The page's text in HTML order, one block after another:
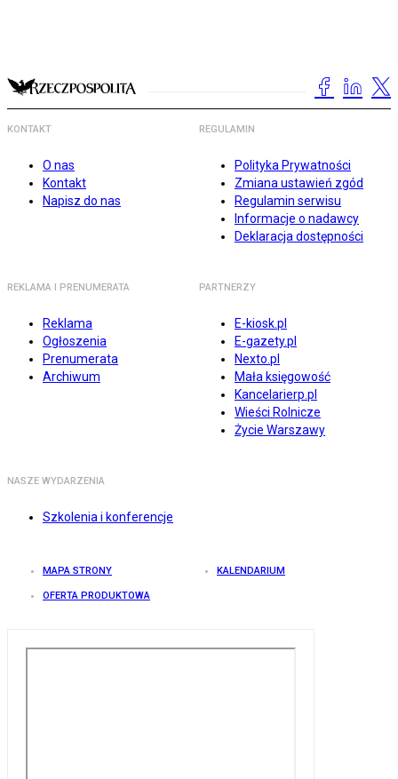
KONTAKT
O nas
Kontakt
Napisz do nas
REGULAMIN
Polityka Prywatności
Zmiana ustawień zgód
Regulamin serwisu
Informacje o nadawcy
Deklaracja dostępności
REKLAMA I PRENUMERATA
Reklama
Ogłoszenia
Prenumerata
Archiwum
PARTNERZY
E-kiosk.pl
E-gazety.pl
Nexto.pl
Mała księgowość
Kancelarierp.pl
Wieści Rolnicze
Życie Warszawy
NASZE WYDARZENIA
Szkolenia i konferencje
MAPA STRONY KALENDARIUM
OFERTA PRODUKTOWA